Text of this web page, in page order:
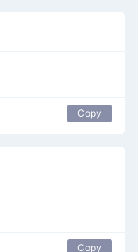
Copy
Copy